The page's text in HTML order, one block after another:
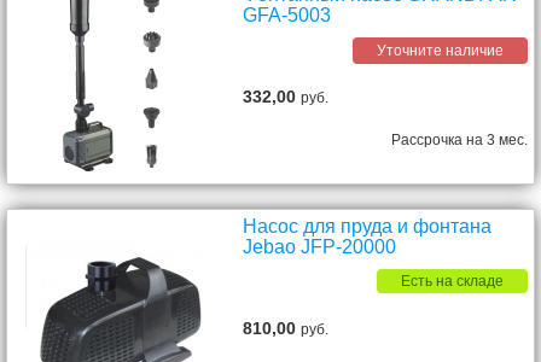
GFA-5003
Уточните наличие
332,00руб.
Рассрочка на 3 мес.
Насос для пруда и фонтана
Jebao JFP-20000
Есть на складе
810,00руб.